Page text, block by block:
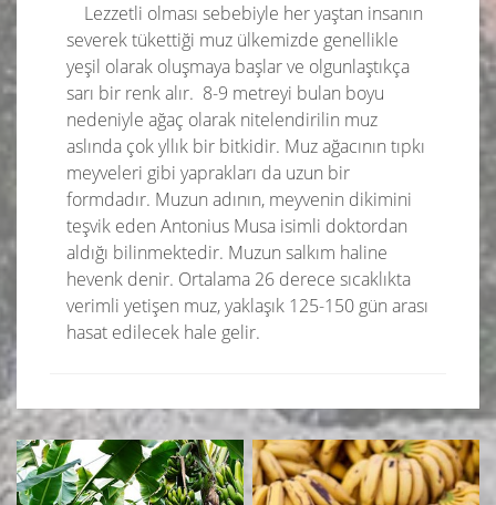
Lezzetli olması sebebiyle her yaştan insanın
severek tükettiği muz ülkemizde genellikle
yeşil olarak oluşmaya başlar ve olgunlaştıkça
sarı bir renk alır. 8-9 metreyi bulan boyu
nedeniyle ağaç olarak nitelendirilin muz
aslında çok yllık bir bitkidir. Muz ağacının tıpkı
meyveleri gibi yaprakları da uzun bir
formdadır. Muzun adının, meyvenin dikimini
teşvik eden Antonius Musa isimli doktordan
aldığı bilinmektedir. Muzun salkım haline
hevenk denir. Ortalama 26 derece sıcaklıkta
verimli yetişen muz, yaklaşık 125-150 gün arası
hasat edilecek hale gelir.